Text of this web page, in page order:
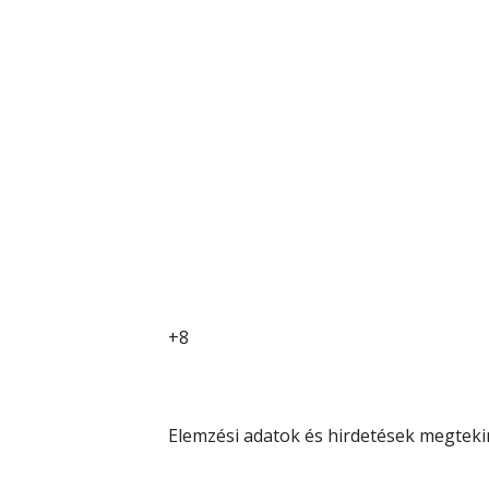
+8
Elemzési adatok és hirdetések